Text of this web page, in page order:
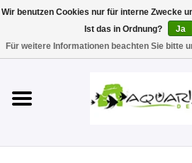
Aquarien
Technik
Wir benutzen Cookies nur für interne Zwecke
Ist das in Ordnung?
Ja
Für weitere Informationen beachten Sie bitte